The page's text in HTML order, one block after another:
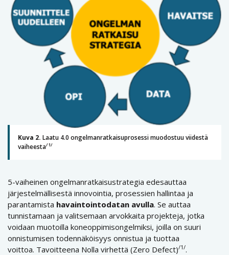
Kuva 2. Laatu 4.0 ongelmanratkaisuprosessi muodostuu viidestä
vaiheesta/1/
5-vaiheinen ongelmanratkaisustrategia edesauttaa
järjestelmällisestä innovointia, prosessien hallintaa ja
parantamista havaintointodatan avulla. Se auttaa
tunnistamaan ja valitsemaan arvokkaita projekteja, jotka
voidaan muotoilla koneoppimisongelmiksi, joilla on suuri
onnistumisen todennäköisyys onnistua ja tuottaa
voittoa. Tavoitteena Nolla virhettä (Zero Defect)/1/.